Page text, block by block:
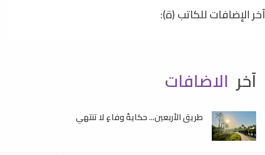
آخر الإضافات للكاتب (ة):
آخر الاضافات
طريق الأربعين... حكايةُ وفاءٍ لا تنتهي